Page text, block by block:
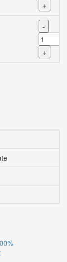
+
-
+